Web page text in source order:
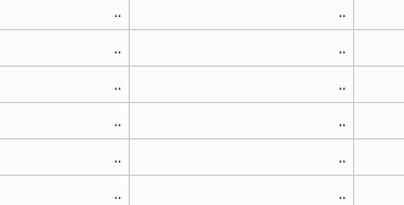
.. ..
.. ..
.. ..
.. ..
.. ..
.. ..